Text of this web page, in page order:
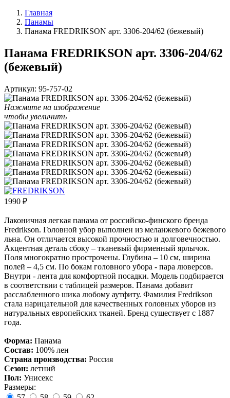
Главная
Панамы
Панама FREDRIKSON арт. 3306-204/62 (бежевый)
Панама FREDRIKSON арт. 3306-204/62
(бежевый)
Артикул: 95-757-02
Нажмите на изображение
чтобы увеличить
1990 ₽
Лаконичная легкая панама от российско-финского бренда
Fredrikson. Головной убор выполнен из меланжевого бежевого
льна. Он отличается высокой прочностью и долговечностью.
Акцентная деталь сбоку – тканевый фирменный ярлычок.
Поля многократно прострочены. Глубина – 10 см, ширина
полей – 4,5 см. По бокам головного убора - пара люверсов.
Внутри - лента для комфортной посадки. Модель подбирается
в соответствии с таблицей размеров. Панама добавит
расслабленного шика любому аутфиту. Фамилия Fredrikson
стала нарицательной для качественных головных уборов из
натуральных европейских тканей. Бренд существует с 1887
года.
Форма: Панама
Состав: 100% лен
Страна производства: Россия
Сезон: летний
Пол: Унисекс
Размеры: